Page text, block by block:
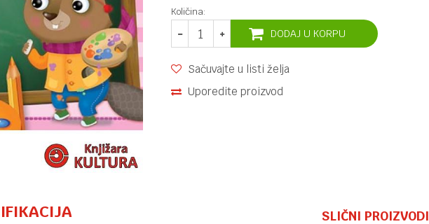
Količina:
DODAJ U KORPU
Sačuvajte u listi želja
Uporedite proizvod
SLIČNI PROIZVODI